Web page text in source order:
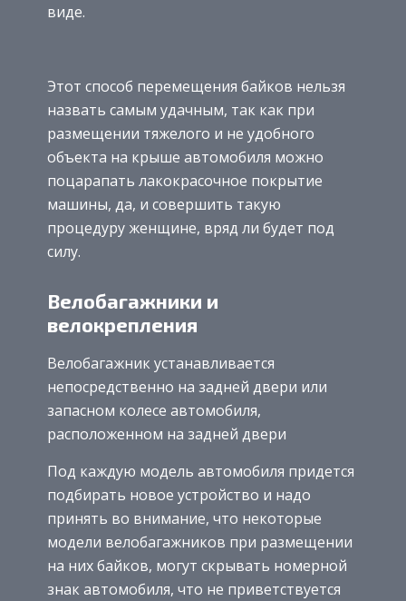
виде.
Этот способ перемещения байков нельзя
назвать самым удачным, так как при
размещении тяжелого и не удобного
объекта на крыше автомобиля можно
поцарапать лакокрасочное покрытие
машины, да, и совершить такую
процедуру женщине, вряд ли будет под
силу.
Велобагажники и
велокрепления
Велобагажник устанавливается
непосредственно на задней двери или
запасном колесе автомобиля,
расположенном на задней двери
Под каждую модель автомобиля придется
подбирать новое устройство и надо
принять во внимание, что некоторые
модели велобагажников при размещении
на них байков, могут скрывать номерной
знак автомобиля, что не приветствуется